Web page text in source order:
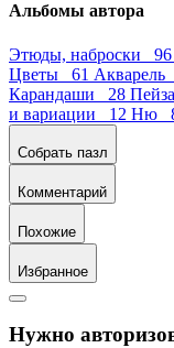
Альбомы автора
Этюды, наброски 96
Цветы 61
Карандаши 28
и вариации 12 Ню
Собрать пазл
Комментарий
Похожие
Избранное
Нужно